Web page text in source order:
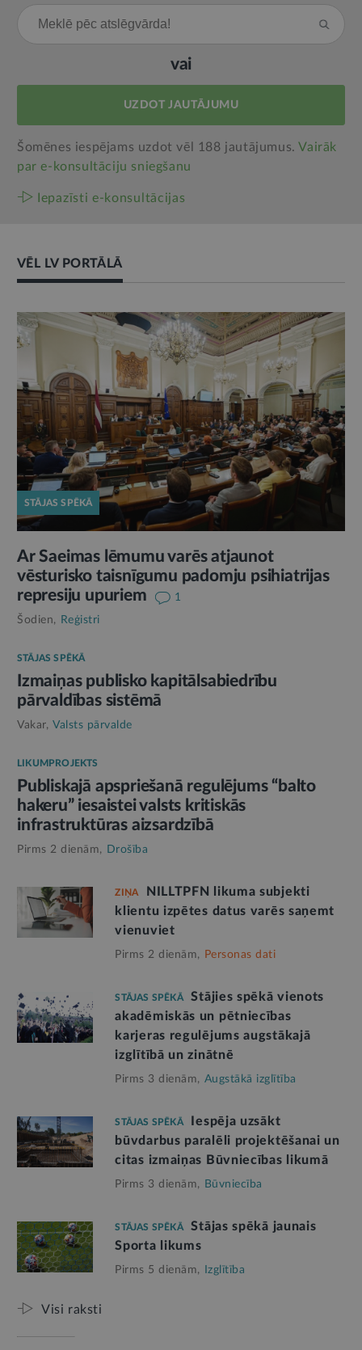
vai
UZDOT JAUTĀJUMU
Šomēnes iespējams uzdot vēl 188 jautājumus.Vairāk
par e‑konsultāciju sniegšanu
Iepazīsti e-konsultācijas
VĒL LV PORTĀLĀ
STĀJAS SPĒKĀ
Ar Saeimas lēmumu varēs atjaunot
vēsturisko taisnīgumu padomju psihiatrijas
represiju upuriem
1
Šodien,
Reģistri
STĀJAS SPĒKĀ
Izmaiņas publisko kapitālsabiedrību
pārvaldības sistēmā
Vakar, Valsts pārvalde
LIKUMPROJEKTS
Publiskajā apspriešanā regulējums “balto
hakeru” iesaistei valsts kritiskās
infrastruktūras aizsardzībā
Pirms 2 dienām, Drošība
ZIŅA
NILLTPFN likuma subjekti
klientu izpētes datus varēs saņemt
vienuviet
Pirms 2 dienām, Personas dati
STĀJAS SPĒKĀ
Stājies spēkā vienots
akadēmiskās un pētniecības
karjeras regulējums augstākajā
izglītībā un zinātnē
Pirms 3 dienām, Augstākā izglītība
STĀJAS SPĒKĀ
Iespēja uzsākt
būvdarbus paralēli projektēšanai un
citas izmaiņas Būvniecības likumā
Pirms 3 dienām, Būvniecība
STĀJAS SPĒKĀ
Stājas spēkā jaunais
Sporta likums
Pirms 5 dienām, Izglītība
Visi raksti